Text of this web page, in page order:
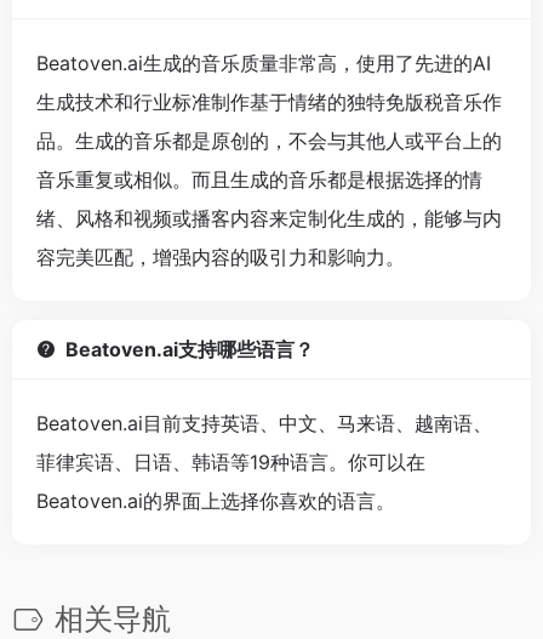
Beatoven.ai生成的音乐质量非常高，使用了先进的AI
生成技术和行业标准制作基于情绪的独特免版税音乐作
品。生成的音乐都是原创的，不会与其他人或平台上的
音乐重复或相似。而且生成的音乐都是根据选择的情
绪、风格和视频或播客内容来定制化生成的，能够与内
容完美匹配，增强内容的吸引力和影响力。
Beatoven.ai支持哪些语言？
Beatoven.ai目前支持英语、中文、马来语、越南语、
菲律宾语、日语、韩语等19种语言。你可以在
Beatoven.ai的界面上选择你喜欢的语言。
相关导航